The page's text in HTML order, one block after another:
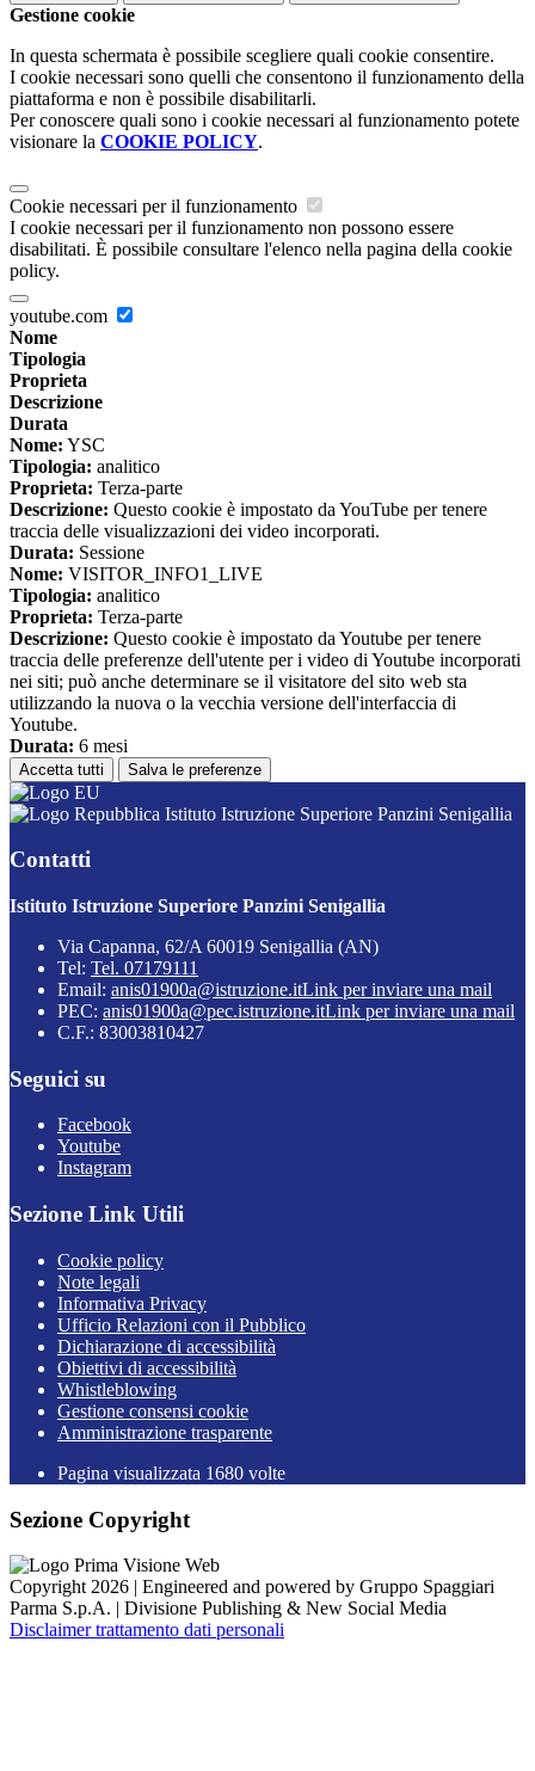
Gestione cookie
In questa schermata è possibile scegliere quali cookie consentire.
I cookie necessari sono quelli che consentono il funzionamento della
piattaforma e non è possibile disabilitarli.
Per conoscere quali sono i cookie necessari al funzionamento potete
visionare la COOKIE POLICY.
Cookie necessari per il funzionamento
I cookie necessari per il funzionamento non possono essere
disabilitati. È possibile consultare l'elenco nella pagina della cookie
policy.
youtube.com
Nome
Tipologia
Proprieta
Descrizione
Durata
Nome: YSC
Tipologia: analitico
Proprieta: Terza-parte
Descrizione: Questo cookie è impostato da YouTube per tenere
traccia delle visualizzazioni dei video incorporati.
Durata: Sessione
Nome: VISITOR_INFO1_LIVE
Tipologia: analitico
Proprieta: Terza-parte
Descrizione: Questo cookie è impostato da Youtube per tenere
traccia delle preferenze dell'utente per i video di Youtube incorporati
nei siti; può anche determinare se il visitatore del sito web sta
utilizzando la nuova o la vecchia versione dell'interfaccia di
Youtube.
Durata: 6 mesi
Accetta tutti Salva le preferenze
Istituto Istruzione Superiore Panzini Senigallia
Contatti
Istituto Istruzione Superiore Panzini Senigallia
Via Capanna, 62/A 60019 Senigallia (AN)
Tel: Tel. 07179111
Email: anis01900a@istruzione.itLink per inviare una mail
PEC: anis01900a@pec.istruzione.itLink per inviare una mail
C.F.: 83003810427
Seguici su
Facebook
Youtube
Instagram
Sezione Link Utili
Cookie policy
Note legali
Informativa Privacy
Ufficio Relazioni con il Pubblico
Dichiarazione di accessibilità
Obiettivi di accessibilità
Whistleblowing
Gestione consensi cookie
Amministrazione trasparente
Pagina visualizzata 1680 volte
Sezione Copyright
Copyright 2026 | Engineered and powered by Gruppo Spaggiari
Parma S.p.A. | Divisione Publishing & New Social Media
Disclaimer trattamento dati personali